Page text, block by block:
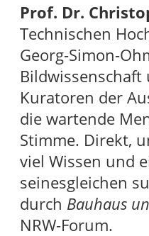
Prof. Dr.
Technischen
Georg-Simon-
Kuratoren der
die wartende
Stimme. Direkt,
viel Wissen und
seinesgleichen
durch Bauhaus
NRW-Forum.